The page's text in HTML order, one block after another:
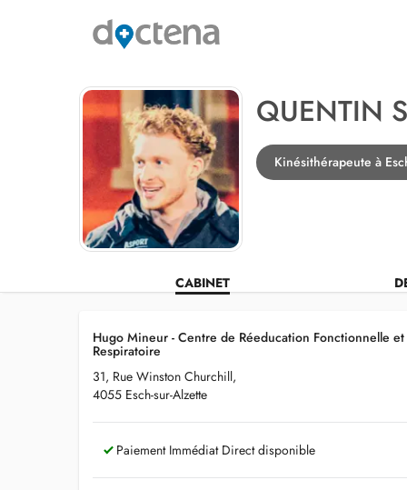
QUENTIN
Kinésithérapeute à
CABINET
Hugo Mineur - Centre de Réeducation Fonctionnelle et
Respiratoire
31, Rue Winston Churchill,
4055 Esch-sur-Alzette
Paiement Immédiat Direct disponible